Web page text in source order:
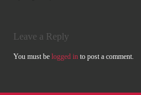
Leave a Reply
You must be logged into post a comment.